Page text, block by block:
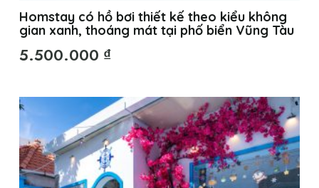
Homstay có hồ bơi thiết kế theo kiểu không
gian xanh, thoáng mát tại phố biển Vũng Tàu
5.500.000 ₫